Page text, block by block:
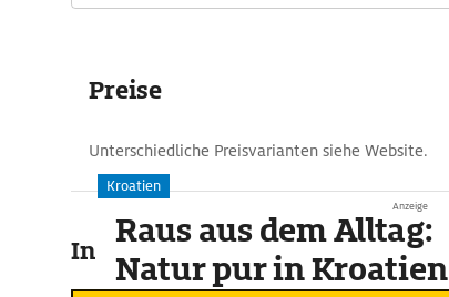
Preise
Unterschiedliche Preisvarianten siehe Website.
In der Umgebung
Anzeige
Kroatien
Raus aus dem Alltag:
Natur pur in Kroatien